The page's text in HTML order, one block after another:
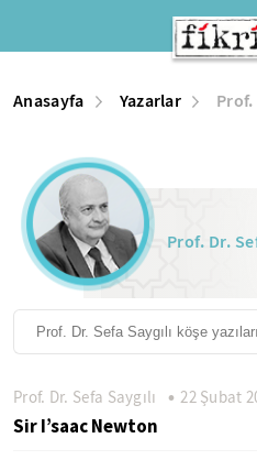
Anasayfa Yazarlar Prof.
Prof. Dr.
Prof. Dr. Sefa Saygılı 22 Şubat
Sir I’saac Newton